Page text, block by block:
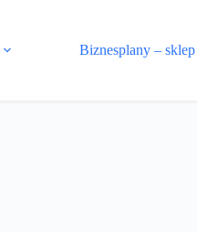
Biznesplany – sklep